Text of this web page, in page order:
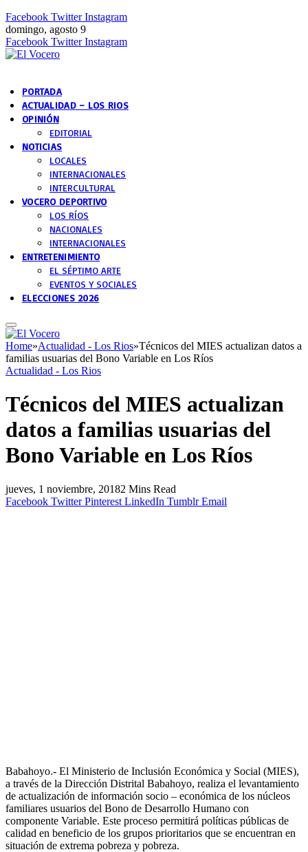
Facebook Twitter Instagram
domingo, agosto 9
Facebook Twitter Instagram
PORTADA
ACTUALIDAD – LOS RIOS
OPINIÓN
EDITORIAL
NOTICIAS
LOCALES
INTERNACIONALES
INTERCULTURAL
VOCERO DEPORTIVO
LOS RÍOS
NACIONALES
INTERNACIONALES
ENTRETENIMIENTO
EL SÉPTIMO ARTE
EVENTOS Y SOCIALES
ELECCIONES 2026
Home»Actualidad - Los Rios»Técnicos del MIES actualizan datos a
familias usuarias del Bono Variable en Los Ríos
Actualidad - Los Rios
Técnicos del MIES actualizan
datos a familias usuarias del
Bono Variable en Los Ríos
jueves, 1 noviembre, 20182 Mins Read
Facebook Twitter Pinterest LinkedIn Tumblr Email
Babahoyo.- El Ministerio de Inclusión Económica y Social (MIES),
a través de la Dirección Distrital Babahoyo, realiza el levantamiento
de actualización de información socio – económica de los núcleos
familiares usuarios del Bono de Desarrollo Humano con
componente Variable. Este proceso permitirá políticas públicas de
calidad en beneficio de los grupos prioritarios que se encuentran en
situación de extrema pobreza y pobreza.